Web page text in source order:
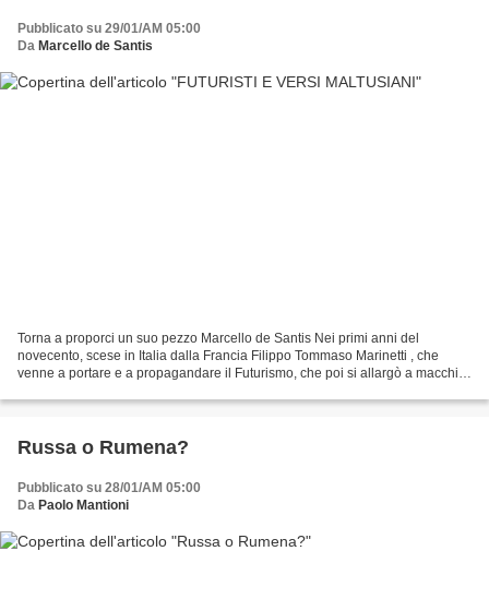
Pubblicato su 29/01/AM 05:00
Da Marcello de Santis
Torna a proporci un suo pezzo Marcello de Santis Nei primi anni del
novecento, scese in Italia dalla Francia Filippo Tommaso Marinetti , che
venne a portare e a propagandare il Futurismo, che poi si allargò a macchia
Russa o Rumena?
Pubblicato su 28/01/AM 05:00
Da Paolo Mantioni